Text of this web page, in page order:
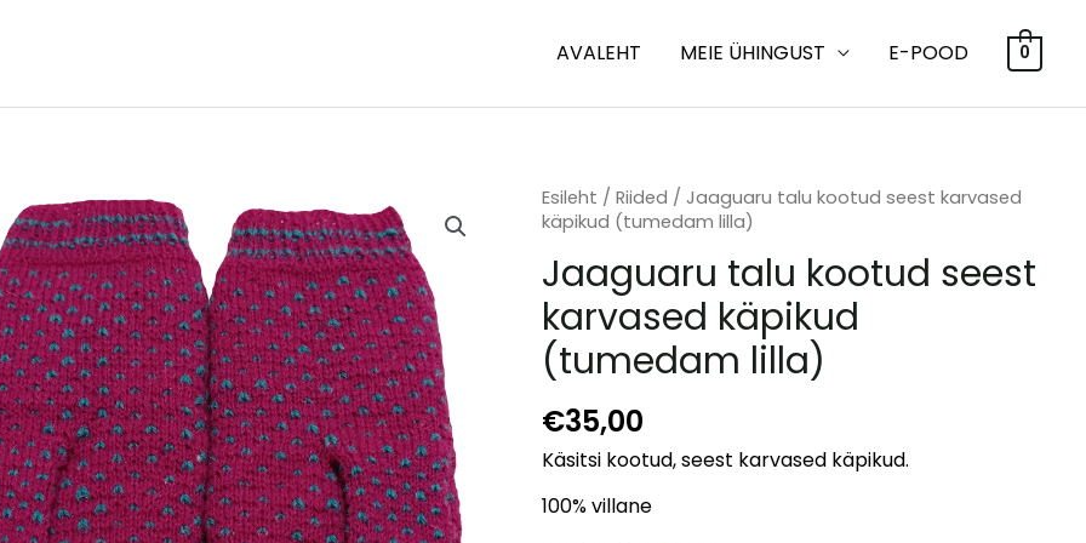
AVALEHT MEIE ÜHINGUST E-POOD 0
Esileht /Riided / Jaaguaru talu kootud seest karvased
käpikud (tumedam lilla)
Jaaguaru talu kootud seest
karvased käpikud
(tumedam lilla)
€35,00
Käsitsi kootud, seest karvased käpikud.
100% villane